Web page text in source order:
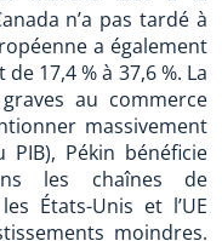
n’a pas tardé à
a également
17,4 % à 37,6 %. La
au commerce
massivement
Pékin bénéficie
les chaînes de
États-Unis et l’UE
moindres.